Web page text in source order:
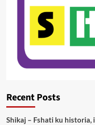
Recent Posts
Shikaj – Fshati ku